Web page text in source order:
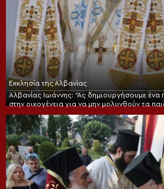
Εκκλησία της Αλβανίας
Αλβανίας Ιωάννης: “Ας δημιουργήσουμε ένα
στην οικογένεια για να μην μολυνθούν τα